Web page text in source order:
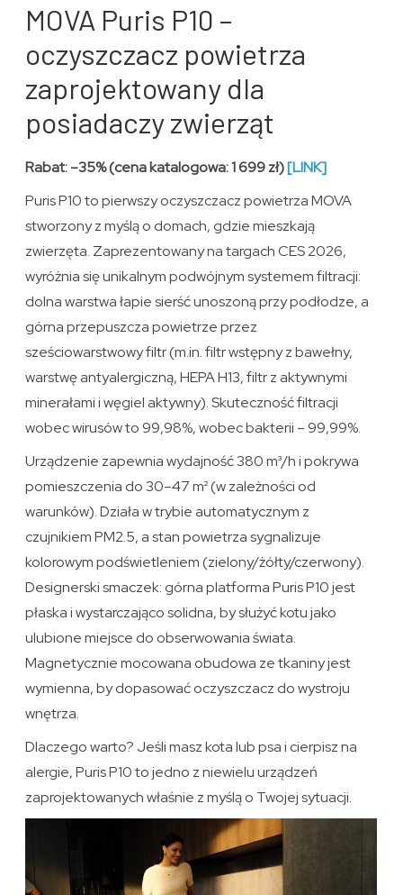
MOVA Puris P10 –
oczyszczacz powietrza
zaprojektowany dla
posiadaczy zwierząt
Rabat: –35% (cena katalogowa: 1 699 zł)[LINK]
Puris P10 to pierwszy oczyszczacz powietrza MOVA
stworzony z myślą o domach, gdzie mieszkają
zwierzęta. Zaprezentowany na targach CES 2026,
wyróżnia się unikalnym podwójnym systemem filtracji:
dolna warstwa łapie sierść unoszoną przy podłodze, a
górna przepuszcza powietrze przez
sześciowarstwowy filtr (m.in. filtr wstępny z bawełny,
warstwę antyalergiczną, HEPA H13, filtr z aktywnymi
minerałami i węgiel aktywny). Skuteczność filtracji
wobec wirusów to 99,98%, wobec bakterii – 99,99%.
Urządzenie zapewnia wydajność 380 m³/h i pokrywa
pomieszczenia do 30–47 m² (w zależności od
warunków). Działa w trybie automatycznym z
czujnikiem PM2.5, a stan powietrza sygnalizuje
kolorowym podświetleniem (zielony/żółty/czerwony).
Designerski smaczek: górna platforma Puris P10 jest
płaska i wystarczająco solidna, by służyć kotu jako
ulubione miejsce do obserwowania świata.
Magnetycznie mocowana obudowa ze tkaniny jest
wymienna, by dopasować oczyszczacz do wystroju
wnętrza.
Dlaczego warto? Jeśli masz kota lub psa i cierpisz na
alergie, Puris P10 to jedno z niewielu urządzeń
zaprojektowanych właśnie z myślą o Twojej sytuacji.